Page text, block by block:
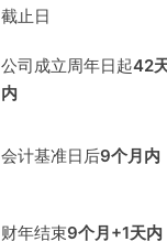
截止日
公司成立周年日起42
内
会计基准日后9个月内
财年结束9个月+1天内